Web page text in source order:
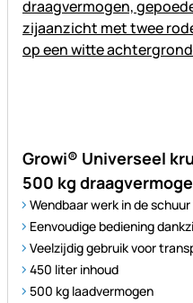
Growi® Universeel
500 kg
Wendbaar werk in de
Eenvoudige bediening
Veelzijdig gebruik voor
450 liter inhoud
500 kg laadvermogen